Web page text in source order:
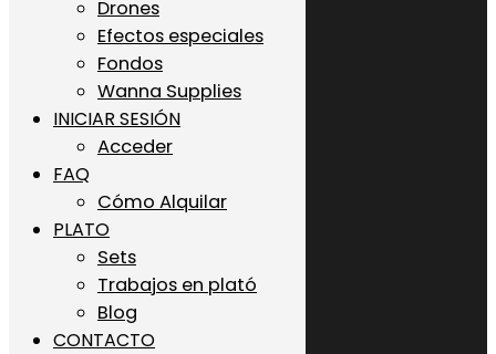
Drones
Efectos especiales
Fondos
Wanna Supplies
INICIAR SESIÓN
Acceder
FAQ
Cómo Alquilar
PLATO
Sets
Trabajos en plató
Blog
CONTACTO